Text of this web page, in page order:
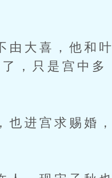
大喜，他和叶
，只是宫中多
进宫求赐婚，